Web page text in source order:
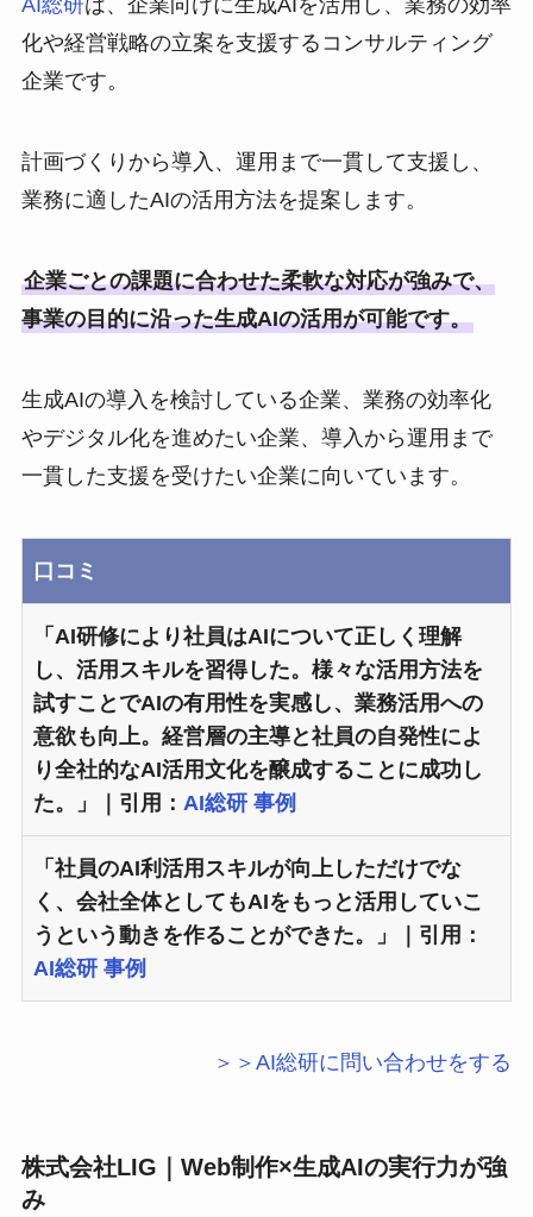
AI総研は、企業向けに生成AIを活用し、業務の効率
化や経営戦略の立案を支援するコンサルティング
企業です。
計画づくりから導入、運用まで一貫して支援し、
業務に適したAIの活用方法を提案します。
企業ごとの課題に合わせた柔軟な対応が強みで、
事業の目的に沿った生成AIの活用が可能です。
生成AIの導入を検討している企業、業務の効率化
やデジタル化を進めたい企業、導入から運用まで
一貫した支援を受けたい企業に向いています。
口コミ
「AI研修により社員はAIについて正しく理解
し、活用スキルを習得した。様々な活用方法を
試すことでAIの有用性を実感し、業務活用への
意欲も向上。経営層の主導と社員の自発性によ
り全社的なAI活用文化を醸成することに成功し
た。」｜引用： AI総研 事例
「社員のAI利活用スキルが向上しただけでな
く、会社全体としてもAIをもっと活用していこ
うという動きを作ることができた。」｜引用：
AI総研 事例
＞＞AI総研に問い合わせをする
株式会社LIG｜Web制作×生成AIの実行力が強
み